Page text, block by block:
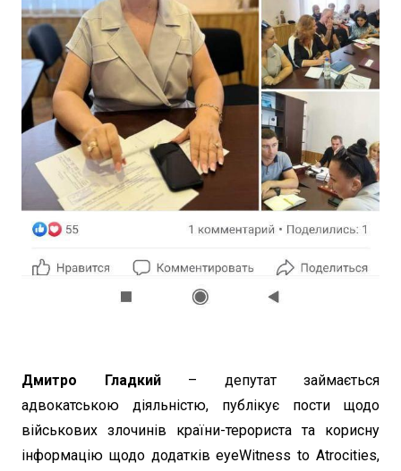
Дмитро Гладкий– депутат займається
адвокатською діяльністю, публікує пости щодо
військових злочинів країни-терориста та корисну
інформацію щодо додатків eyeWitness to Atrocities,